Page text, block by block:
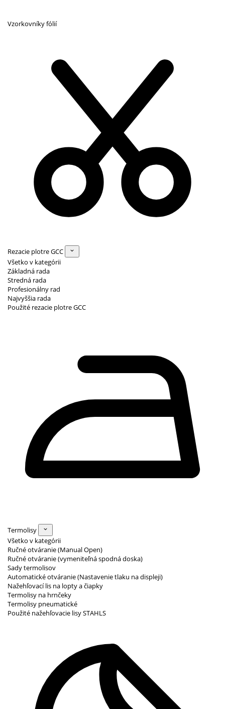
Vzorkovníky fólií
Rezacie plotre GCC
Všetko v kategórii
Základná rada
Stredná rada
Profesionálny rad
Najvyššia rada
Použité rezacie plotre GCC
Termolisy
Všetko v kategórii
Ručné otváranie (Manual Open)
Ručné otváranie (vymeniteľná spodná doska)
Sady termolisov
Automatické otváranie (Nastavenie tlaku na displeji)
Nažehľovací lis na lopty a čiapky
Termolisy na hrnčeky
Termolisy pneumatické
Použité nažehľovacie lisy STAHLS